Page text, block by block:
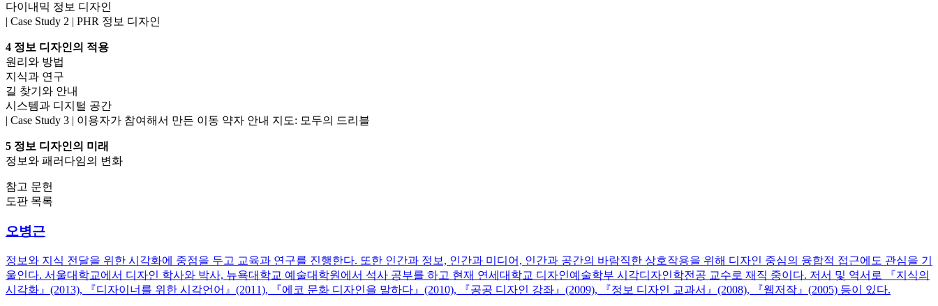
다이내믹 정보 디자인
| Case Study 2 | PHR 정보 디자인
4 정보 디자인의 적용
원리와 방법
지식과 연구
길 찾기와 안내
시스템과 디지털 공간
| Case Study 3 | 이용자가 참여해서 만든 이동 약자 안내 지도: 모두의 드리블
5 정보 디자인의 미래
정보와 패러다임의 변화
참고 문헌
도판 목록
오병근
정보와 지식 전달을 위한 시각화에 중점을 두고 교육과 연구를 진행한다. 또한 인간과 정보, 인간과 미디어, 인간과 공간의 바람직한 상호작용을 위해 디자인 중심의 융합적 접근에도 관심을 기
울인다. 서울대학교에서 디자인 학사와 박사, 뉴욕대학교 예술대학원에서 석사 공부를 하고 현재 연세대학교 디자인예술학부 시각디자인학전공 교수로 재직 중이다. 저서 및 역서로 『지식의
시각화』(2013), 『디자이너를 위한 시각언어』(2011), 『에코 문화 디자인을 말하다』(2010), 『공공 디자인 강좌』(2009), 『정보 디자인 교과서』(2008), 『웹저작』(2005) 등이 있다.